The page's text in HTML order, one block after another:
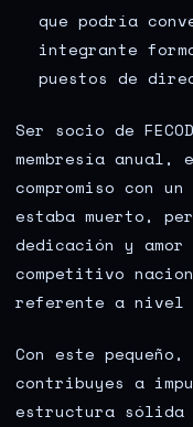
que podría
integrante
puestos de
Ser socio de
membresía anual,
compromiso con un
estaba muerto,
dedicación y
competitivo
referente a nivel
Con este
contribuyes a
estructura sólida